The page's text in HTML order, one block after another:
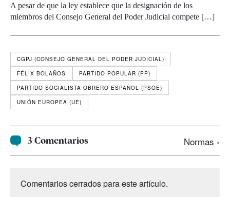
A pesar de que la ley establece que la designación de los
miembros del Consejo General del Poder Judicial compete […]
CGPJ (CONSEJO GENERAL DEL PODER JUDICIAL)
FÉLIX BOLAÑOS
PARTIDO POPULAR (PP)
PARTIDO SOCIALISTA OBRERO ESPAÑOL (PSOE)
UNIÓN EUROPEA (UE)
3 Comentarios Normas ›
Comentarios cerrados para este artículo.